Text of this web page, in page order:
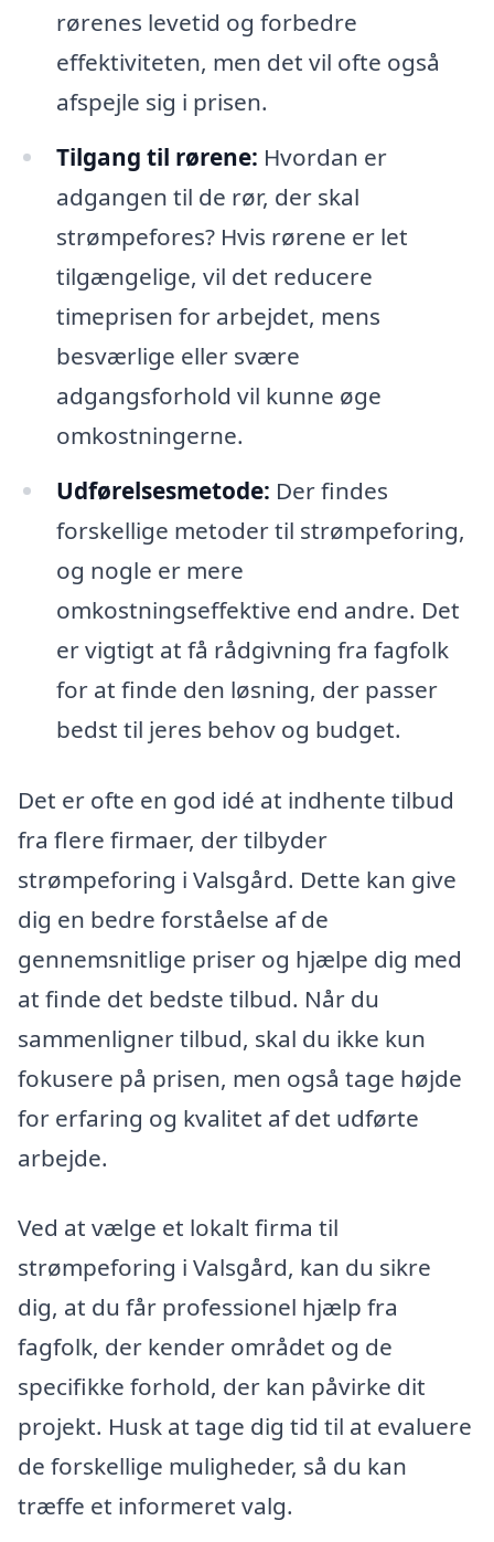
rørenes levetid og forbedre
effektiviteten, men det vil ofte også
afspejle sig i prisen.
Tilgang til rørene: Hvordan er
adgangen til de rør, der skal
strømpefores? Hvis rørene er let
tilgængelige, vil det reducere
timeprisen for arbejdet, mens
besværlige eller svære
adgangsforhold vil kunne øge
omkostningerne.
Udførelsesmetode: Der findes
forskellige metoder til strømpeforing,
og nogle er mere
omkostningseffektive end andre. Det
er vigtigt at få rådgivning fra fagfolk
for at finde den løsning, der passer
bedst til jeres behov og budget.
Det er ofte en god idé at indhente tilbud
fra flere firmaer, der tilbyder
strømpeforing i Valsgård. Dette kan give
dig en bedre forståelse af de
gennemsnitlige priser og hjælpe dig med
at finde det bedste tilbud. Når du
sammenligner tilbud, skal du ikke kun
fokusere på prisen, men også tage højde
for erfaring og kvalitet af det udførte
arbejde.
Ved at vælge et lokalt firma til
strømpeforing i Valsgård, kan du sikre
dig, at du får professionel hjælp fra
fagfolk, der kender området og de
specifikke forhold, der kan påvirke dit
projekt. Husk at tage dig tid til at evaluere
de forskellige muligheder, så du kan
træffe et informeret valg.